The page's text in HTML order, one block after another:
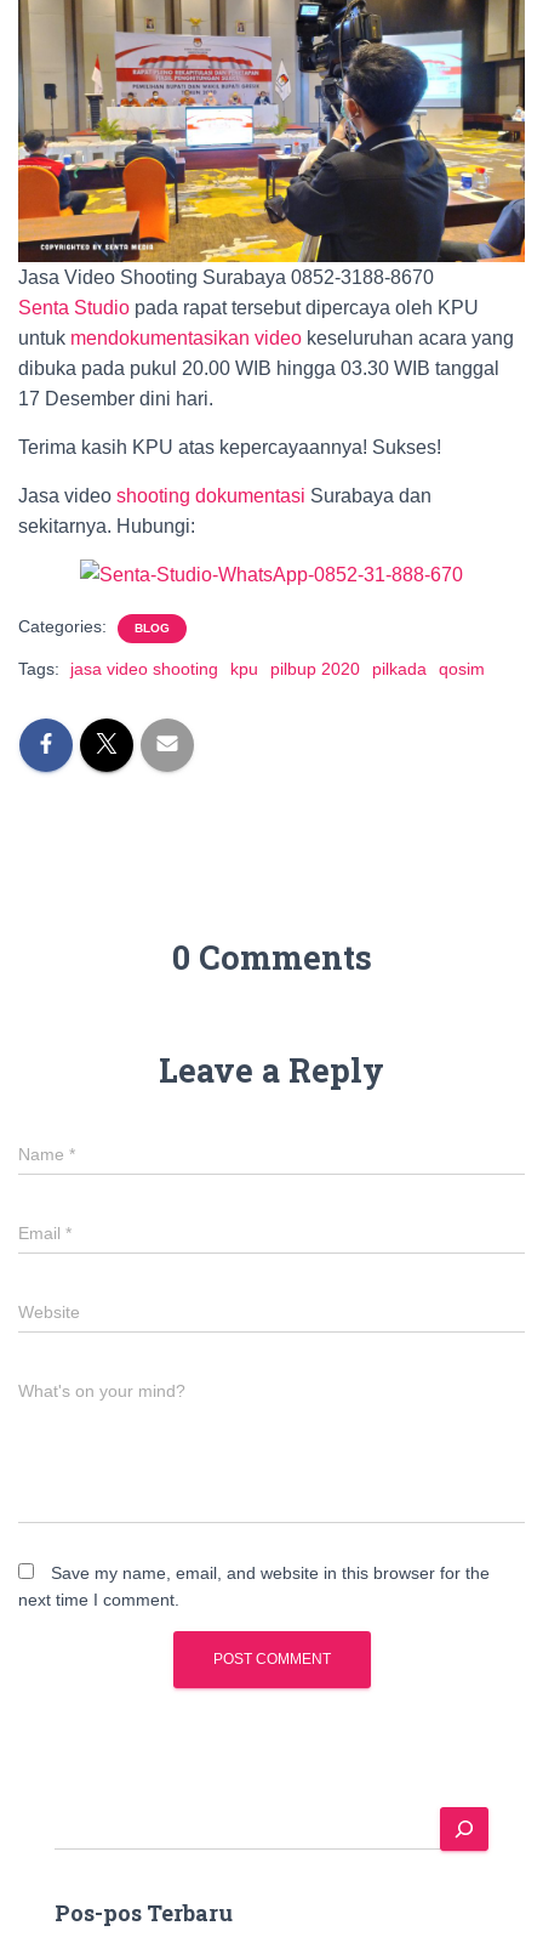
Jasa Video Shooting Surabaya 0852-3188-8670
Senta Studio pada rapat tersebut dipercaya oleh KPU
untuk mendokumentasikan video keseluruhan acara yang
dibuka pada pukul 20.00 WIB hingga 03.30 WIB tanggal
17 Desember dini hari.
Terima kasih KPU atas kepercayaannya! Sukses!
Jasa video shooting dokumentasi Surabaya dan
sekitarnya. Hubungi:
Categories: BLOG
Tags: jasa video shooting kpu pilbup 2020 pilkada qosim
0 Comments
Leave a Reply
Name *
Email *
Website
What's on your mind?
Save my name, email, and website in this browser for the
next time I comment.
e
c
Pos-pos Terbaru